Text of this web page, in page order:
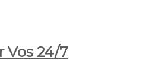
Vos 24/7